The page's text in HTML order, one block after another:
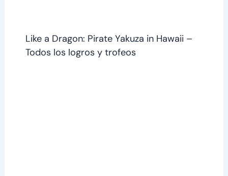
Like a Dragon: Pirate Yakuza in Hawaii –
Todos los logros y trofeos